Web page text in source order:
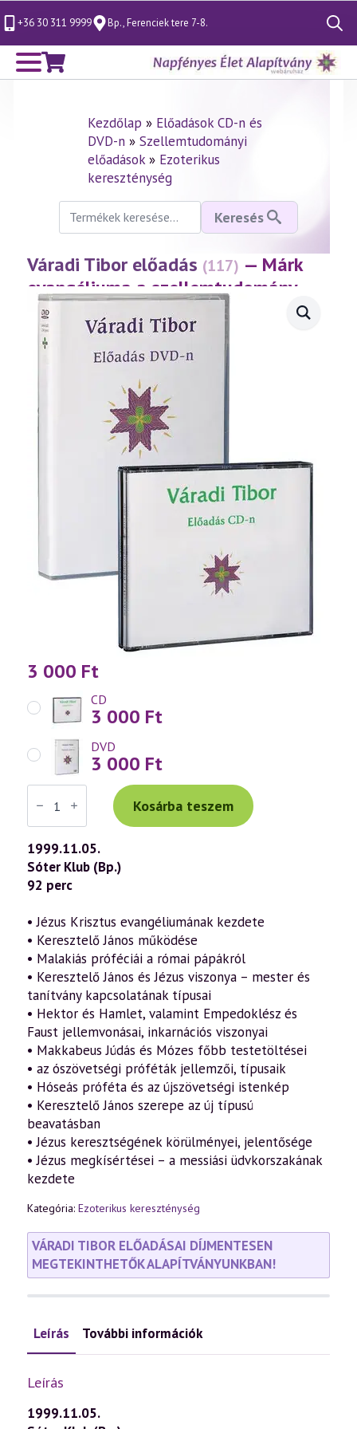
+36 30 311 9999 Bp., Ferenciek tere 7-8.
Search
for:
Kezdőlap » Előadások CD-n és
DVD-n» Szellemtudományi
előadások» Ezoterikus
kereszténység
Keresés
következőre:
Keresés
Váradi Tibor előadás (117) — Márk
evangéliuma a szellemtudomány
fényében 2. rész
(1999.11.05.)
3 000 Ft
CD
3 000 Ft
DVD
3 000 Ft
Váradi
Tibor
előadás
(117)
—
Márk
evangéliuma
a
szellemtudomány
2.
rész
(1999.11.05.)
mennyiség
Kosárba teszem
1999.11.05.
Sóter Klub (Bp.)
92 perc
• Jézus Krisztus evangéliumának kezdete
• Keresztelő János működése
• Malakiás próféciái a római pápákról
• Keresztelő János és Jézus viszonya – mester és
tanítvány kapcsolatának típusai
• Hektor és Hamlet, valamint Empedoklész és
Faust jellemvonásai, inkarnációs viszonyai
• Makkabeus Júdás és Mózes főbb testetöltései
• az ószövetségi próféták jellemzői, típusaik
• Hóseás próféta és az újszövetségi istenkép
• Keresztelő János szerepe az új típusú
beavatásban
• Jézus keresztségének körülményei, jelentősége
• Jézus megkísértései – a messiási üdvkorszakának
kezdete
Kategória: Ezoterikus kereszténység
VÁRADI TIBOR ELŐADÁSAI DÍJMENTESEN
MEGTEKINTHETŐK ALAPÍTVÁNYUNKBAN!
Leírás További információk
Leírás
1999.11.05.